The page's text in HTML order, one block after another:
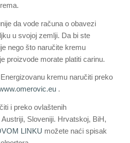
da vode računa o obavezi
u svojoj zemlji. Da bi ste
nego što naručite kremu
proizvode morate platiti carinu.
kremu naručiti preko
.
i preko ovlaštenih
Sloveniji. Hrvatskoj, BiH,
LINKU možete naći spisak